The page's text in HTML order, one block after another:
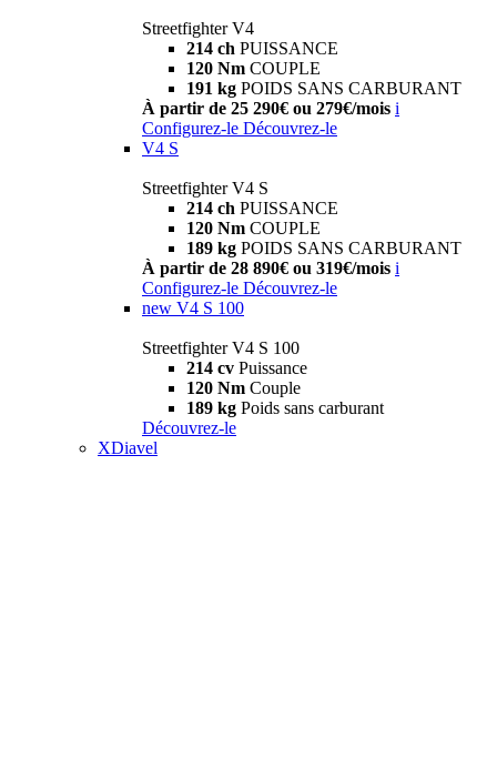
Streetfighter V4
214 ch PUISSANCE
120 Nm COUPLE
191 kg POIDS SANS CARBURANT
À partir de 25 290€ ou 279€/mois i
Configurez-le Découvrez-le
V4 S
Streetfighter V4 S
214 ch PUISSANCE
120 Nm COUPLE
189 kg POIDS SANS CARBURANT
À partir de 28 890€ ou 319€/mois i
Configurez-le Découvrez-le
new V4 S 100
Streetfighter V4 S 100
214 cv Puissance
120 Nm Couple
189 kg Poids sans carburant
Découvrez-le
XDiavel